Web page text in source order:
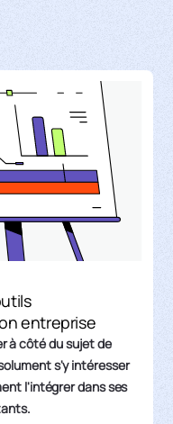
entreprise
à côté du sujet de
s'y intéresser
l'intégrer dans ses